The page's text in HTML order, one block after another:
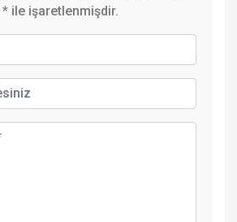
* ile işaretlenmişdir.